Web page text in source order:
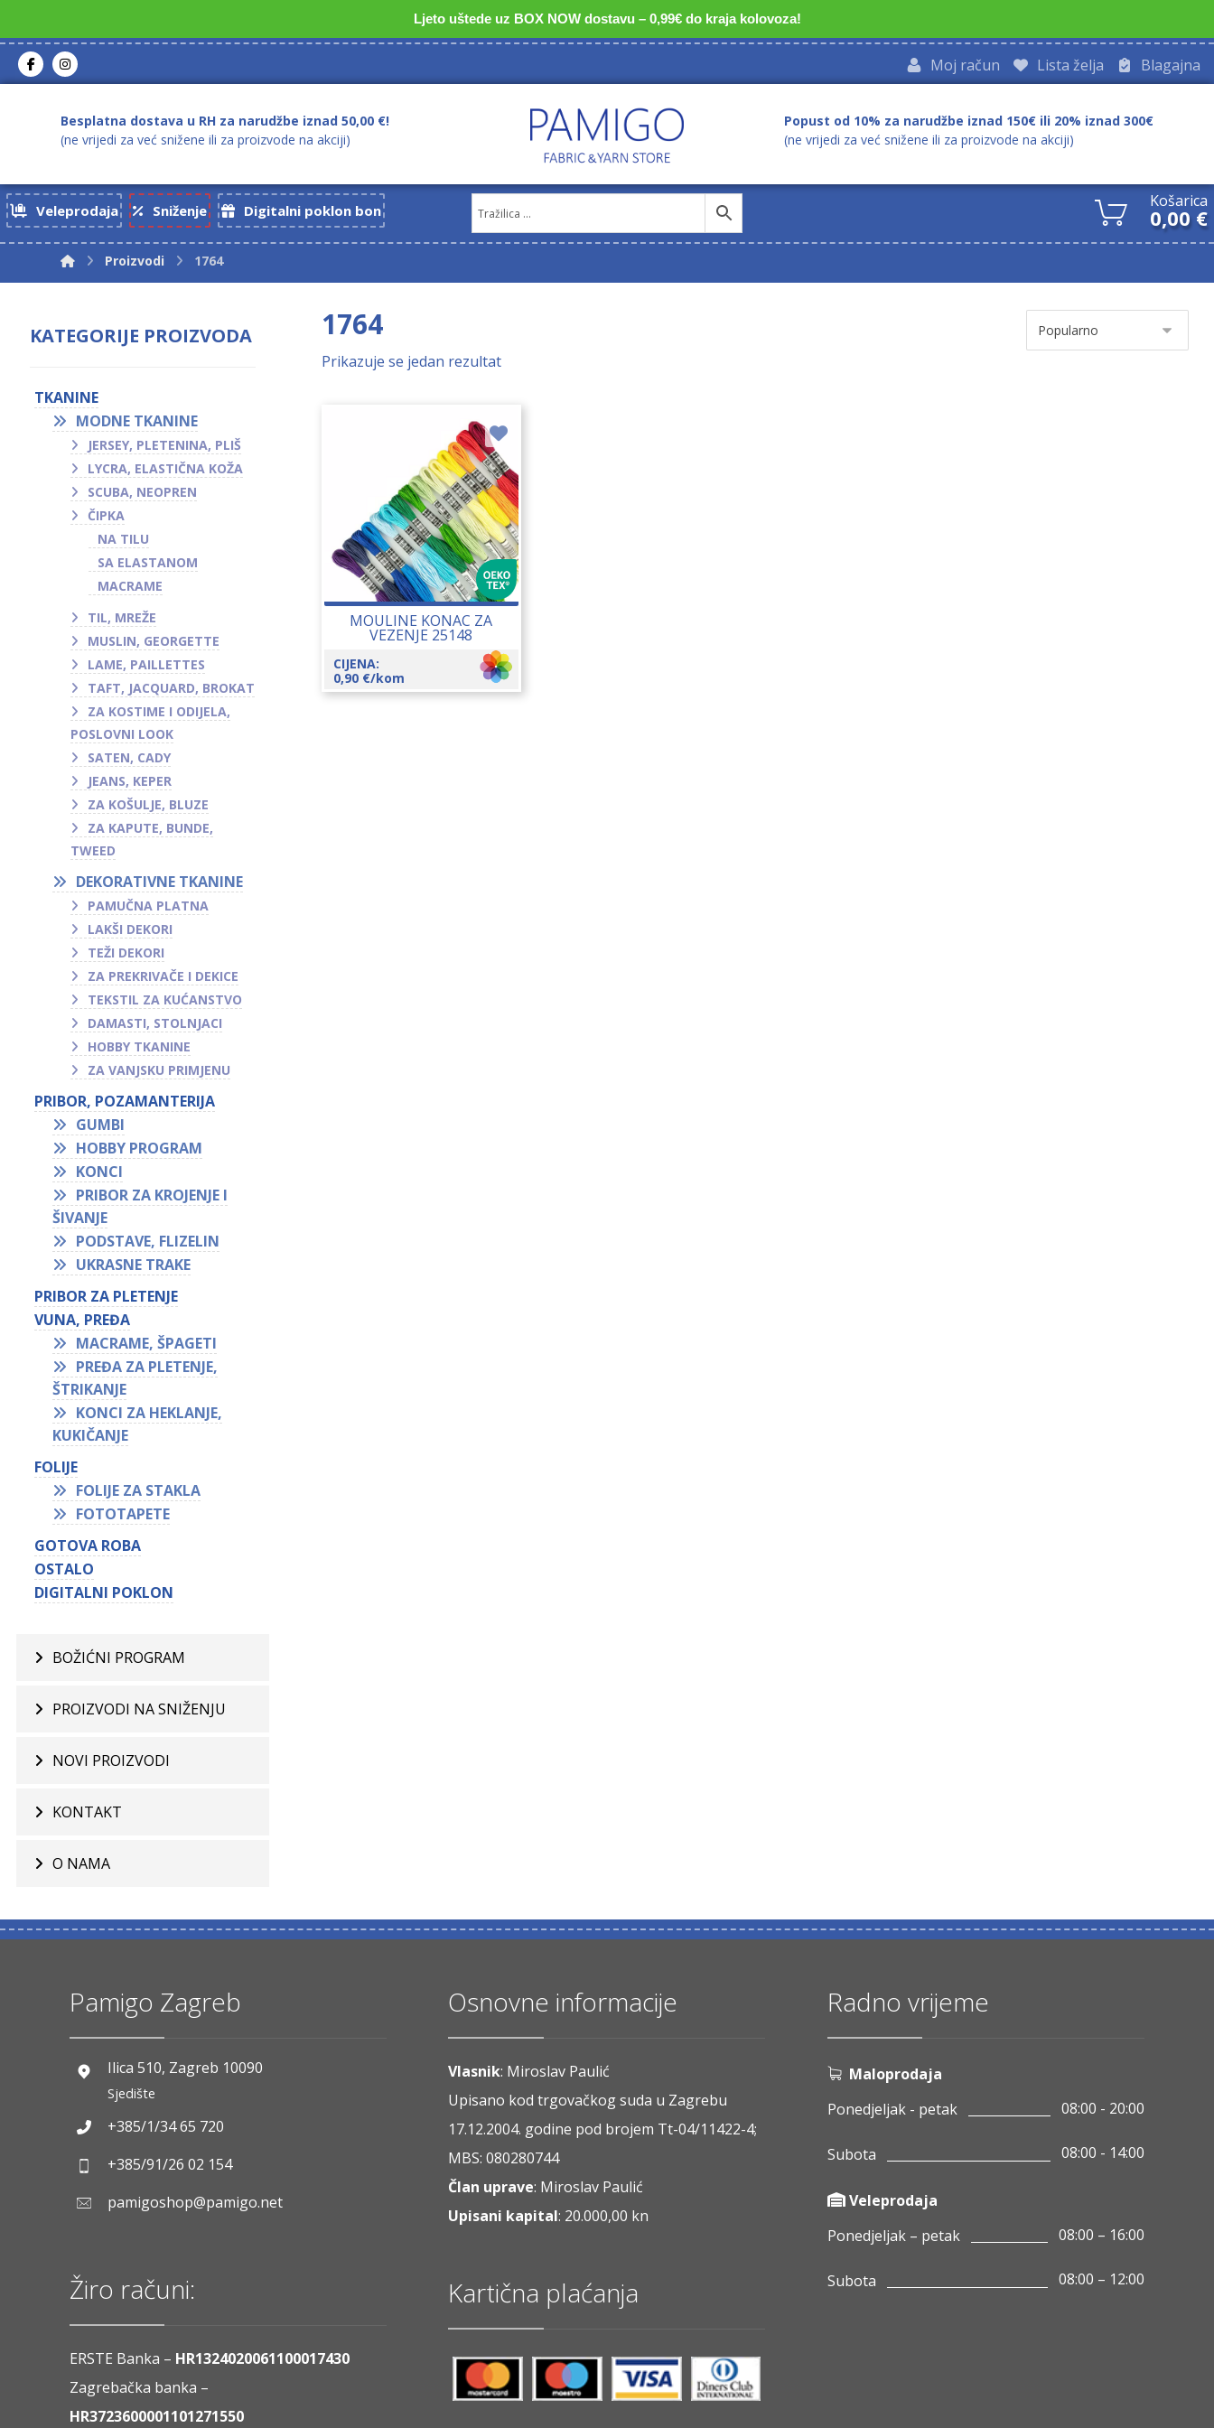
Ljeto uštede uz BOX NOW dostavu – 0,99€ do kraja kolovoza!
Blagajna
Lista želja
Moj račun
Besplatna dostava u RH za narudžbe iznad 50,00 €!
(ne vrijedi za već snižene ili za proizvode na akciji)
Popust od 10% za narudžbe iznad 150€ ili 20% iznad 300€
(ne vrijedi za već snižene ili za proizvode na akciji)
Veleprodaja Sniženje Digitalni poklon bon Košarica
0,00 €
Proizvodi 1764
1764
Prikazuje se jedan rezultat
MOULINE KONAC ZA
VEZENJE 25148
CIJENA:
0,90 €/kom
KATEGORIJE PROIZVODA
TKANINE
MODNE TKANINE
JERSEY, PLETENINA, PLIŠ
LYCRA, ELASTIČNA KOŽA
SCUBA, NEOPREN
ČIPKA
NA TILU
SA ELASTANOM
MACRAME
TIL, MREŽE
MUSLIN, GEORGETTE
LAME, PAILLETTES
TAFT, JACQUARD, BROKAT
ZA KOSTIME I ODIJELA,
POSLOVNI LOOK
SATEN, CADY
JEANS, KEPER
ZA KOŠULJE, BLUZE
ZA KAPUTE, BUNDE,
TWEED
DEKORATIVNE TKANINE
PAMUČNA PLATNA
LAKŠI DEKORI
TEŽI DEKORI
ZA PREKRIVAČE I DEKICE
TEKSTIL ZA KUĆANSTVO
DAMASTI, STOLNJACI
HOBBY TKANINE
ZA VANJSKU PRIMJENU
PRIBOR, POZAMANTERIJA
GUMBI
HOBBY PROGRAM
KONCI
PRIBOR ZA KROJENJE I
ŠIVANJE
PODSTAVE, FLIZELIN
UKRASNE TRAKE
PRIBOR ZA PLETENJE
VUNA, PREĐA
MACRAME, ŠPAGETI
PREĐA ZA PLETENJE,
ŠTRIKANJE
KONCI ZA HEKLANJE,
KUKIČANJE
FOLIJE
FOLIJE ZA STAKLA
FOTOTAPETE
GOTOVA ROBA
OSTALO
DIGITALNI POKLON
BOŽIĆNI PROGRAM
PROIZVODI NA SNIŽENJU
NOVI PROIZVODI
KONTAKT
O NAMA
Pamigo Zagreb
Ilica 510, Zagreb 10090
Sjedište
+385/1/34 65 720
+385/91/26 02 154
pamigoshop@pamigo.net
Žiro računi:
ERSTE Banka – HR1324020061100017430
Zagrebačka banka –
HR3723600001101271550
Osnovne informacije
Vlasnik: Miroslav Paulić
Upisano kod trgovačkog suda u Zagrebu
17.12.2004. godine pod brojem Tt-04/11422-4;
MBS: 080280744
Član uprave: Miroslav Paulić
Upisani kapital: 20.000,00 kn
Kartična plaćanja
Radno vrijeme
Maloprodaja
Ponedjeljak - petak
08:00 - 20:00
Subota 08:00 - 14:00
Veleprodaja
Ponedjeljak – petak
08:00 – 16:00
Subota 08:00 – 12:00